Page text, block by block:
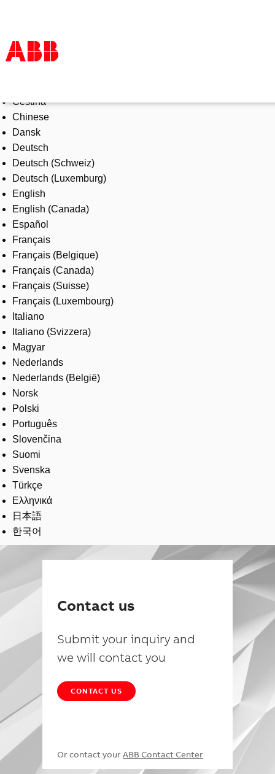
Products & Solutions
Industries
Services
About us
Where to buy
Contact us
Careers
Čeština
Chinese
Dansk
Deutsch
Deutsch (Schweiz)
Deutsch (Luxemburg)
English
English (Canada)
Español
Français
Français (Belgique)
Français (Canada)
Français (Suisse)
Français (Luxembourg)
Italiano
Italiano (Svizzera)
Magyar
Nederlands
Nederlands (België)
Norsk
Polski
Português
Slovenčina
Suomi
Svenska
Türkçe
Ελληνικά
日本語
한국어
Contact us
Submit your inquiry and
we will contact you
CONTACT US
Or contact your ABB Contact Center